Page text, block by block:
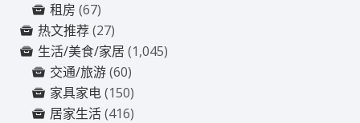
租房 (67)
热文推荐(27)
生活/美食/家居 (1,045)
交通/旅游(60)
家具家电(150)
居家生活(416)